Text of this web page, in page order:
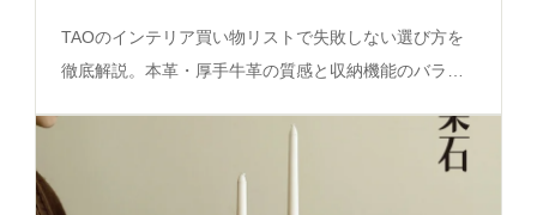
TAOのインテリア買い物リストで失敗しない選び方を
徹底解説。本革・厚手牛革の質感と収納機能のバラン